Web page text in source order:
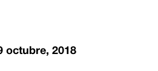
octubre, 2018